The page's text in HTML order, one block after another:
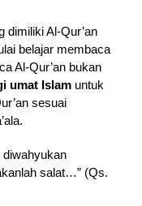
dimiliki Al-Qur’an
belajar membaca
Al-Qur’an bukan
umat Islamuntuk
sesuai
diwahyukan
salat…” (Qs.